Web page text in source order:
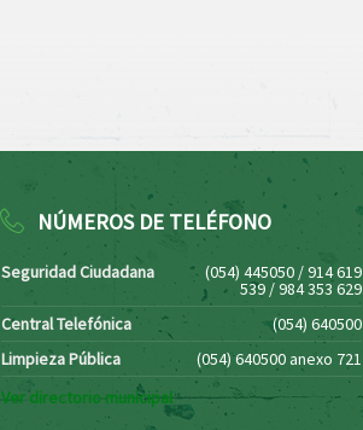
NÚMEROS DE TELÉFONO
Seguridad Ciudadana (054) 445050 / 914 619
539 / 984 353 629
Central Telefónica
(054) 640500
Limpieza Pública
(054) 640500 anexo 721
Ver directorio municipal